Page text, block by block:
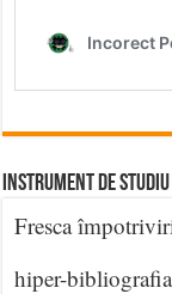
INSTRUMENT DE STUDIU
Fresca
hiper-